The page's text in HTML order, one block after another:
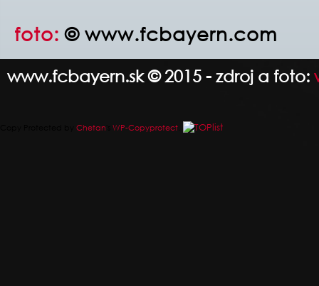
foto: © www.fcbayern.com
www.fcbayern.sk © 2015 - zdroj a foto:
Chetan WP-Copyprotect